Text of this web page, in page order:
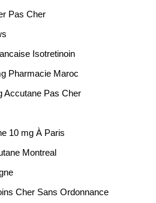
Pas Cher
Isotretinoin
Pharmacie Maroc
Accutane Pas Cher
10 mg À Paris
Montreal
Cher Sans Ordonnance